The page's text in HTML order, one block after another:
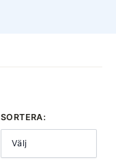
SORTERA:
Välj